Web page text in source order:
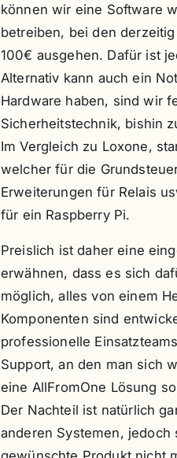
können wir eine Software
betreiben, bei den
100€ ausgehen. Dafür ist
Alternativ kann auch ein
Hardware haben, sind wir
Sicherheitstechnik, bishin
Im Vergleich zu Loxone,
welcher für die
Erweiterungen für Relais
für ein Raspberry Pi.
Preislich ist daher eine
erwähnen, dass es sich
möglich, alles von einem
Komponenten sind
professionelle
Support, an den man sich
eine AllFromOne Lösung
Der Nachteil ist natürlich
anderen Systemen,